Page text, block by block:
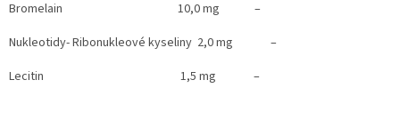
Bromelain 10,0 mg –
Nukleotidy- Ribonukleové kyseliny 2,0 mg –
Lecitin 1,5 mg –